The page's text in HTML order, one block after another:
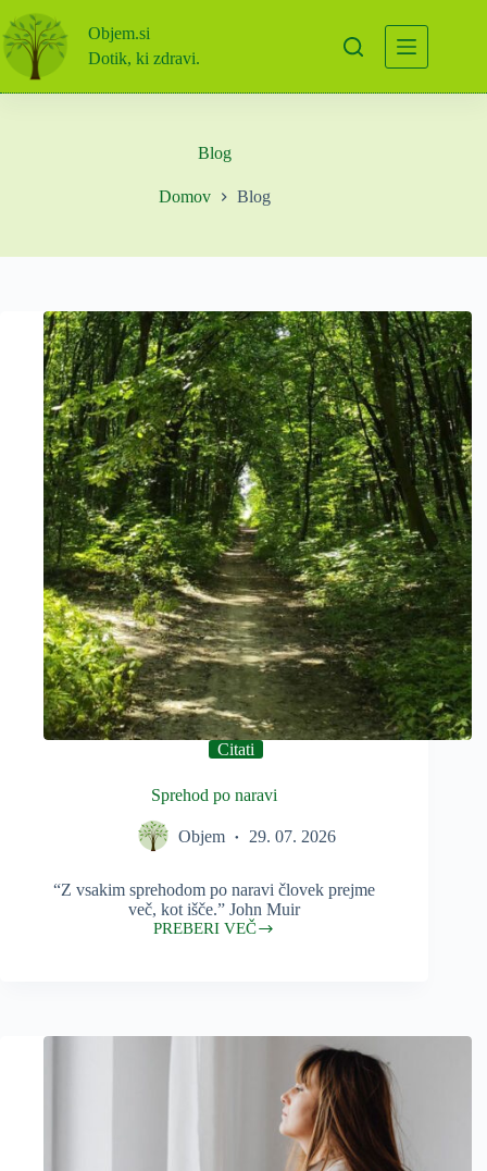
to
content
Objem.si
Dotik, ki zdravi.
Blog
Domov Blog
Citati
Sprehod po naravi
Objem 29. 07. 2026
“Z vsakim sprehodom po naravi človek prejme
več, kot išče.” John Muir
PREBERI VEČ
Sprehod